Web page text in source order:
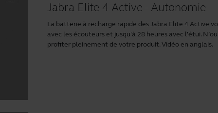
Jabra Elite 4 Active - Autonomie
La batterie à recharge rapide des Jabra Elite 4 Active
avec les écouteurs et jusqu'à 28 heures avec l'étui.
profiter pleinement de votre produit. Vidéo en anglais.